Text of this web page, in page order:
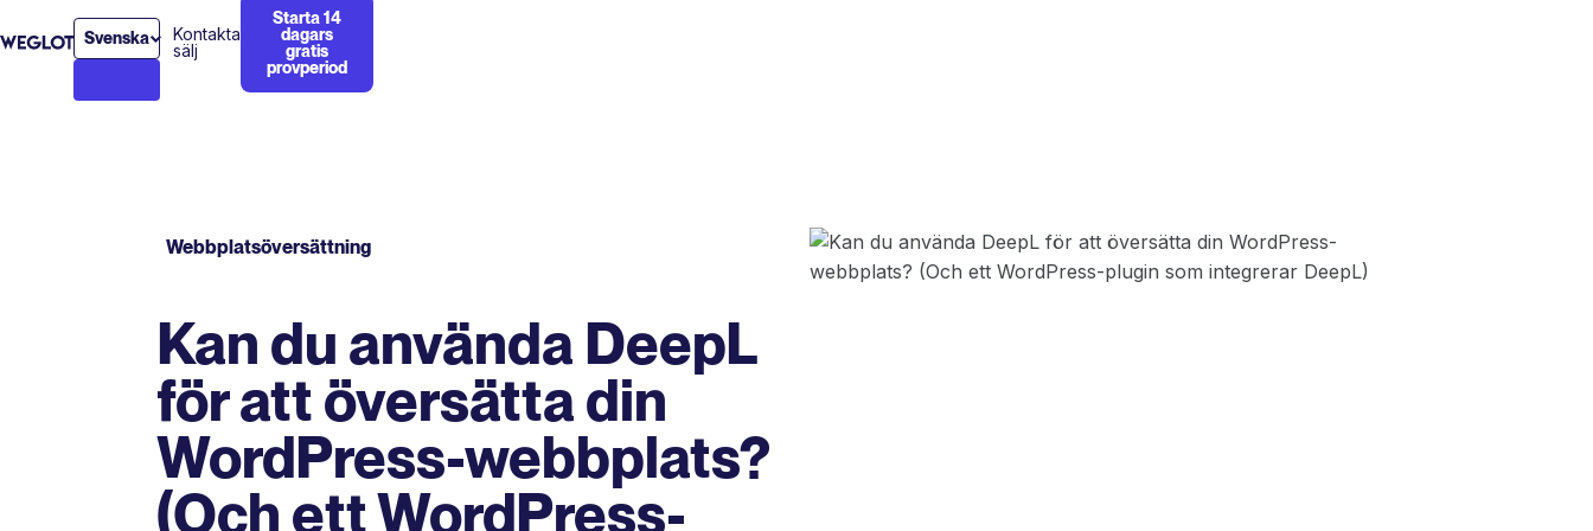
Svenska
Kontakta
sälj
Starta 14
dagars
gratis
provperiod
Webbplatsöversättning
Kan du använda DeepL
för att översätta din
WordPress-webbplats?
(Och ett WordPress-